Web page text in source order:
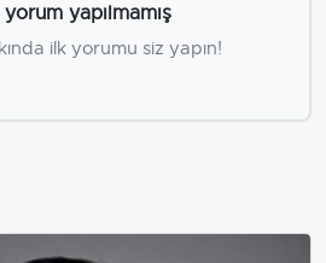
yapılmamış
ilk yorumu siz yapın!